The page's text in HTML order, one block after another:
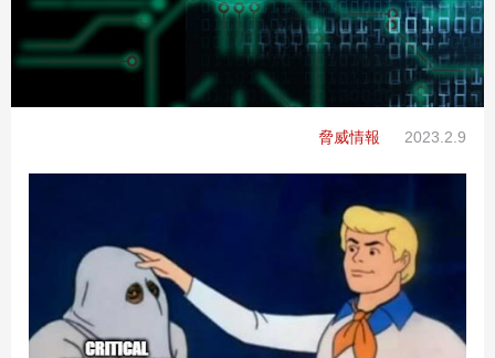
脅威情報 2023.2.9